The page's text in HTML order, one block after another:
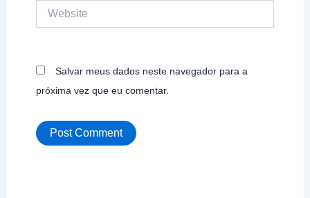
Website
Salvar meus dados neste navegador para a
próxima vez que eu comentar.